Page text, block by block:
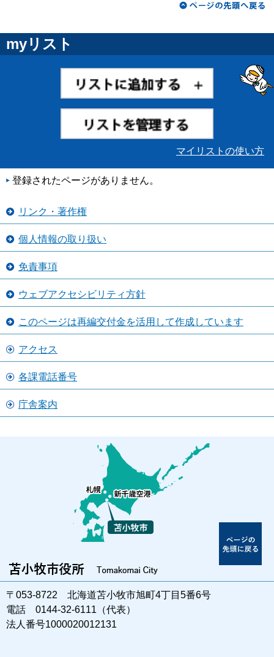
myリスト
マイリストの使い方
登録されたページがありません。
リンク・著作権
個人情報の取り扱い
免責事項
ウェブアクセシビリティ方針
このページは再編交付金を活用して作成しています
アクセス
各課電話番号
庁舎案内
〒053-8722 北海道苫小牧市旭町4丁目5番6号
電話 0144-32-6111（代表）
法人番号1000020012131